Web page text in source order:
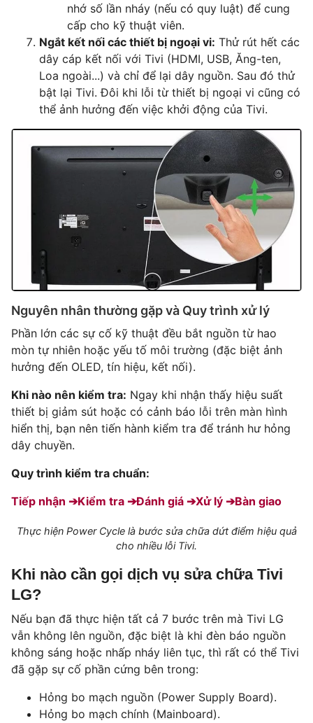
nhớ số lần nháy (nếu có quy luật) để cung
cấp cho kỹ thuật viên.
Ngắt kết nối các thiết bị ngoại vi: Thử rút hết các
dây cáp kết nối với Tivi (HDMI, USB, Ăng-ten,
Loa ngoài...) và chỉ để lại dây nguồn. Sau đó thử
bật lại Tivi. Đôi khi lỗi từ thiết bị ngoại vi cũng có
thể ảnh hưởng đến việc khởi động của Tivi.
Nguyên nhân thường gặp và Quy trình xử lý
Phần lớn các sự cố kỹ thuật đều bắt nguồn từ hao
mòn tự nhiên hoặc yếu tố môi trường (đặc biệt ảnh
hưởng đến OLED, tín hiệu, kết nối).
Khi nào nên kiểm tra: Ngay khi nhận thấy hiệu suất
thiết bị giảm sút hoặc có cảnh báo lỗi trên màn hình
hiển thị, bạn nên tiến hành kiểm tra để tránh hư hỏng
dây chuyền.
Quy trình kiểm tra chuẩn:
Tiếp nhận ➔Kiểm tra ➔Đánh giá ➔Xử lý ➔Bàn giao
Thực hiện Power Cycle là bước sửa chữa dứt điểm hiệu quả
cho nhiều lỗi Tivi.
Khi nào cần gọi dịch vụ sửa chữa Tivi
LG?
Nếu bạn đã thực hiện tất cả 7 bước trên mà Tivi LG
vẫn không lên nguồn, đặc biệt là khi đèn báo nguồn
không sáng hoặc nhấp nháy liên tục, thì rất có thể Tivi
đã gặp sự cố phần cứng bên trong:
Hỏng bo mạch nguồn (Power Supply Board).
Hỏng bo mạch chính (Mainboard).